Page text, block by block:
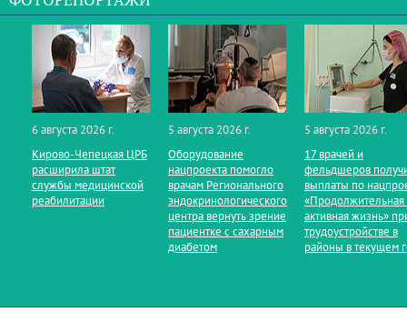
6 августа 2026 г.
Кирово‑Чепецкая ЦРБ
расширила штат
службы медицинской
реабилитации
5 августа 2026 г.
Оборудование
нацпроекта помогло
врачам Регионального
эндокринологического
центра вернуть зрение
пациентке с сахарным
диабетом
5 августа 2026 г.
17 врачей и
фельдшеров
выплаты по
«Продолжительная
активная жизнь»
трудоустройстве в
районы в текущем